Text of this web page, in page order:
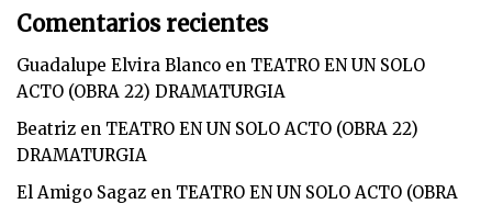
Comentarios recientes
Guadalupe Elvira Blanco en TEATRO EN UN SOLO
ACTO (OBRA 22) DRAMATURGIA
Beatriz en TEATRO EN UN SOLO ACTO (OBRA 22)
DRAMATURGIA
El Amigo Sagaz en TEATRO EN UN SOLO ACTO (OBRA